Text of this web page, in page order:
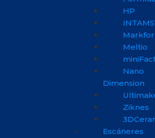
HP
Meltio
Nano
Dimension
Ziknes
Escáneres